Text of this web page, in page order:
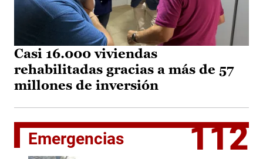
Casi 16.000 viviendas
rehabilitadas gracias a más de 57
millones de inversión
Emergencias 112